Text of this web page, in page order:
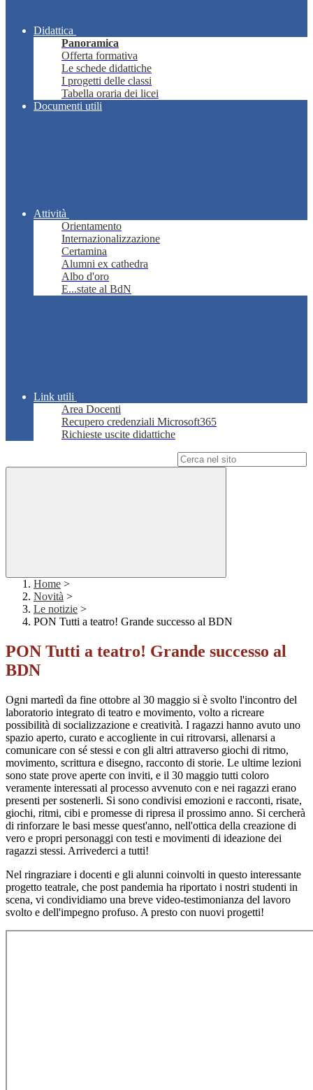
Didattica
Panoramica
Offerta formativa
Le schede didattiche
I progetti delle classi
Tabella oraria dei licei
Documenti utili
Attività
Orientamento
Internazionalizzazione
Certamina
Alumni ex cathedra
Albo d'oro
E...state al BdN
Link utili
Area Docenti
Recupero credenziali Microsoft365
Richieste uscite didattiche
Home >
Novità >
Le notizie >
PON Tutti a teatro! Grande successo al BDN
PON Tutti a teatro! Grande successo al
BDN
Ogni martedì da fine ottobre al 30 maggio si è svolto l'incontro del
laboratorio integrato di teatro e movimento, volto a ricreare
possibilità di socializzazione e creatività. I ragazzi hanno avuto uno
spazio aperto, curato e accogliente in cui ritrovarsi, allenarsi a
comunicare con sé stessi e con gli altri attraverso giochi di ritmo,
movimento, scrittura e disegno, racconto di storie. Le ultime lezioni
sono state prove aperte con inviti, e il 30 maggio tutti coloro
veramente interessati al processo avvenuto con e nei ragazzi erano
presenti per sostenerli. Si sono condivisi emozioni e racconti, risate,
giochi, ritmi, cibi e promesse di ripresa il prossimo anno. Si cercherà
di rinforzare le basi messe quest'anno, nell'ottica della creazione di
vero e propri personaggi con testi e movimenti di ideazione dei
ragazzi stessi. Arrivederci a tutti!
Nel ringraziare i docenti e gli alunni coinvolti in questo interessante
progetto teatrale, che post pandemia ha riportato i nostri studenti in
scena, vi condividiamo una breve video-testimonianza del lavoro
svolto e dell'impegno profuso. A presto con nuovi progetti!